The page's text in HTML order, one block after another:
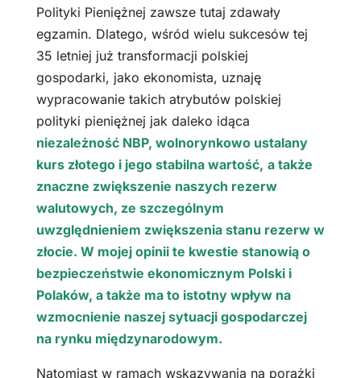
Polityki Pieniężnej zawsze tutaj zdawały
egzamin. Dlatego, wśród wielu sukcesów tej
35 letniej już transformacji polskiej
gospodarki, jako ekonomista, uznaję
wypracowanie takich atrybutów polskiej
polityki pieniężnej jak daleko idąca
niezależność NBP, wolnorynkowo ustalany
kurs złotego i jego stabilna wartość, a także
znaczne zwiększenie naszych rezerw
walutowych, ze szczególnym
uwzględnieniem zwiększenia stanu rezerw w
złocie. W mojej opinii te kwestie stanowią o
bezpieczeństwie ekonomicznym Polski i
Polaków, a także ma to istotny wpływ na
wzmocnienie naszej sytuacji gospodarczej
na rynku międzynarodowym.
Natomiast w ramach wskazywania na porażki